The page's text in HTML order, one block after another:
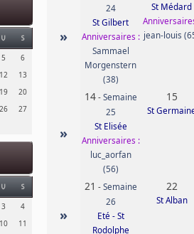
V S
5
6
12
13
19
20
26
27
V S
3
4
10 11
»
24
St Gilbert
Anniversaires :
Sammael
Morgenstern
(38)
St Médard
jean-louis
»
14- Semaine
25
St Elisée
Anniversaires :
luc_aorfan
(56)
15
St
»
21 - Semaine
26
Eté - St
Rodolphe
22
St Alban